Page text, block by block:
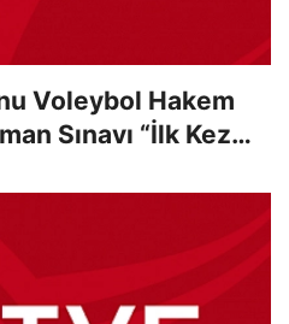
Voleybol Hakem
Sınavı “İlk Kez”